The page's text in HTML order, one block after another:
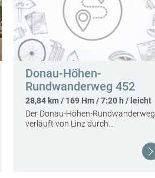
Donau-Höhen-
Rundwanderweg 452
28,84 km / 169 Hm / 7:20 h / leicht
Der Donau-Höhen-Rundwanderweg
verläuft von Linz durch…